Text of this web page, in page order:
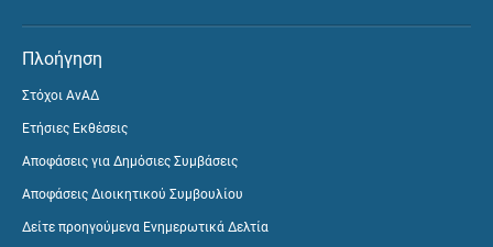
Πλοήγηση
Στόχοι ΑνΑΔ
Ετήσιες Εκθέσεις
Αποφάσεις για Δημόσιες Συμβάσεις
Αποφάσεις Διοικητικού Συμβουλίου
Δείτε προηγούμενα Ενημερωτικά Δελτία